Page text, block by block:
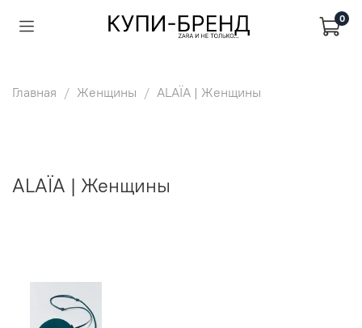
0
Главная Женщины ALAÏA | Женщины
ALAÏA | Женщины